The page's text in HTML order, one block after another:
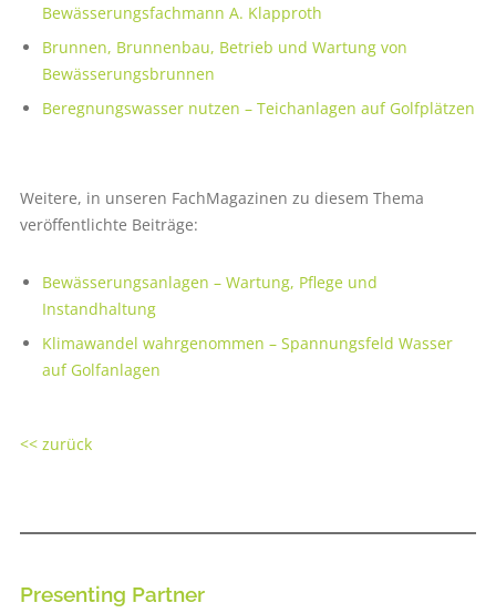
Bewässerungsfachmann A. Klapproth
Brunnen, Brunnenbau, Betrieb und Wartung von
Bewässerungsbrunnen
Beregnungswasser nutzen – Teichanlagen auf Golfplätzen
Weitere, in unseren FachMagazinen zu diesem Thema
veröffentlichte Beiträge:
Bewässerungsanlagen – Wartung, Pflege und
Instandhaltung
Klimawandel wahrgenommen – Spannungsfeld Wasser
auf Golfanlagen
<< zurück
Presenting Partner